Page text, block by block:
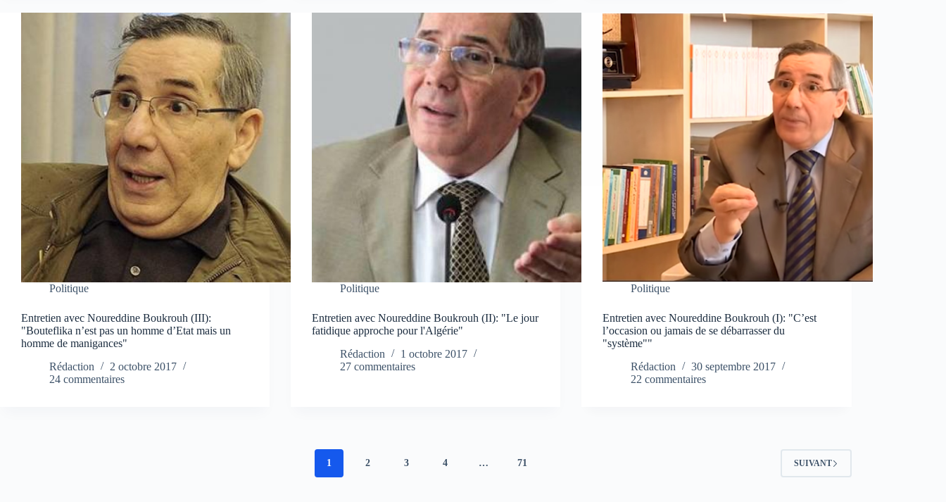
Politique
Entretien avec Noureddine Boukrouh (III):
"Bouteflika n’est pas un homme d’Etat mais un
homme de manigances"
Rédaction
2 octobre 2017
24 commentaires
Politique
Entretien avec Noureddine Boukrouh (II): "Le jour
fatidique approche pour l'Algérie"
Rédaction
1 octobre 2017
27 commentaires
Politique
Entretien avec Noureddine Boukrouh (I): "C’est
l’occasion ou jamais de se débarrasser du
"système""
Rédaction
30 septembre 2017
22 commentaires
1 2 3 4 … 71 SUIVANT